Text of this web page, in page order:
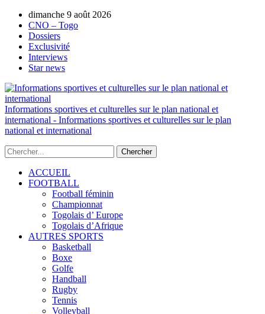
dimanche 9 août 2026
CNO – Togo
Dossiers
Exclusivité
Interviews
Star news
Informations sportives et culturelles sur le plan national et
international - Informations sportives et culturelles sur le plan
national et international
ACCUEIL
FOOTBALL
Football féminin
Championnat
Togolais d’ Europe
Togolais d’Afrique
AUTRES SPORTS
Basketball
Boxe
Golfe
Handball
Rugby
Tennis
Volleyball
AUTORISATION DE LA HAAC N°0134/